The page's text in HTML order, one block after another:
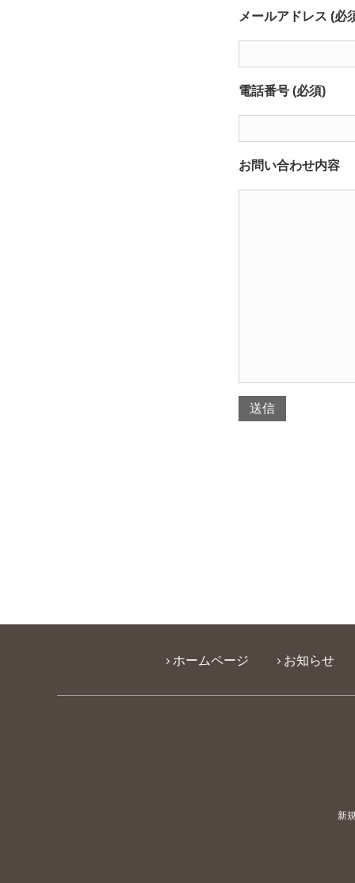
メールアドレス (必
電話番号 (必須)
お問い合わせ内容
ホームページ お知らせ
新